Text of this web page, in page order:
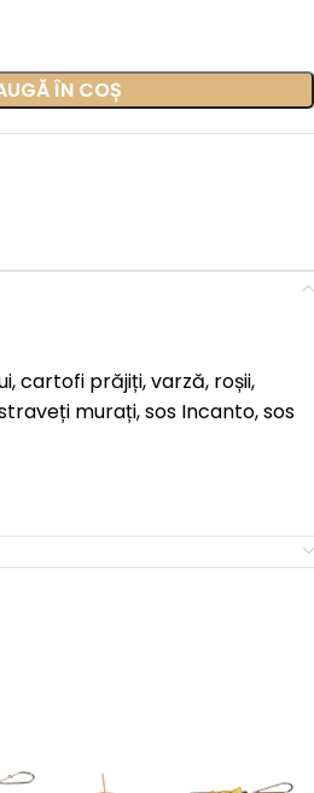
ÎN COȘ
cartofi prăjiți, varză, roșii,
murați, sos Incanto, sos